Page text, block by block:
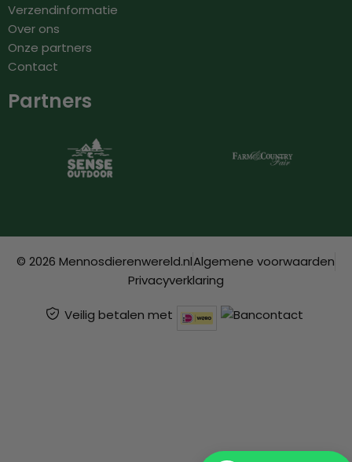
Verzendinformatie
Over ons
Onze partners
Contact
Partners
© 2026 Mennosdierenwereld.nlAlgemene voorwaarden
Privacyverklaring
Veilig betalen met